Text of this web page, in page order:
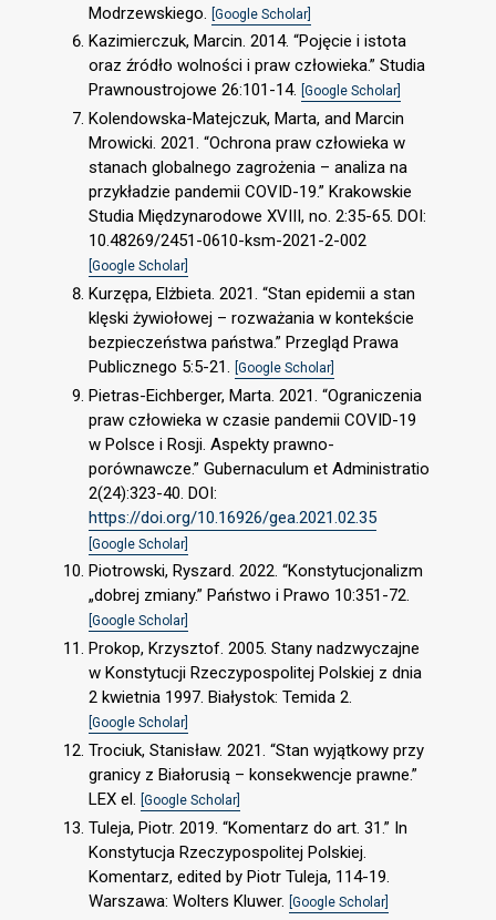
Modrzewskiego.
[Google Scholar]
Kazimierczuk, Marcin. 2014. “Pojęcie i istota
oraz źródło wolności i praw człowieka.” Studia
Prawnoustrojowe 26:101-14. [Google Scholar]
Kolendowska-Matejczuk, Marta, and Marcin
Mrowicki. 2021. “Ochrona praw człowieka w
stanach globalnego zagrożenia – analiza na
przykładzie pandemii COVID-19.” Krakowskie
Studia Międzynarodowe XVIII, no. 2:35-65. DOI:
10.48269/2451-0610-ksm-2021-2-002
[Google Scholar]
Kurzępa, Elżbieta. 2021. “Stan epidemii a stan
klęski żywiołowej – rozważania w kontekście
bezpieczeństwa państwa.” Przegląd Prawa
Publicznego 5:5-21. [Google Scholar]
Pietras-Eichberger, Marta. 2021. “Ograniczenia
praw człowieka w czasie pandemii COVID-19
w Polsce i Rosji. Aspekty prawno-
porównawcze.” Gubernaculum et Administratio
2(24):323-40. DOI:
https://doi.org/10.16926/gea.2021.02.35
[Google Scholar]
Piotrowski, Ryszard. 2022. “Konstytucjonalizm
„dobrej zmiany.” Państwo i Prawo 10:351-72.
[Google Scholar]
Prokop, Krzysztof. 2005. Stany nadzwyczajne
w Konstytucji Rzeczypospolitej Polskiej z dnia
2 kwietnia 1997. Białystok: Temida 2.
[Google Scholar]
Trociuk, Stanisław. 2021. “Stan wyjątkowy przy
granicy z Białorusią – konsekwencje prawne.”
LEX el. [Google Scholar]
Tuleja, Piotr. 2019. “Komentarz do art. 31.” In
Konstytucja Rzeczypospolitej Polskiej.
Komentarz, edited by Piotr Tuleja, 114-19.
Warszawa: Wolters Kluwer.
[Google Scholar]